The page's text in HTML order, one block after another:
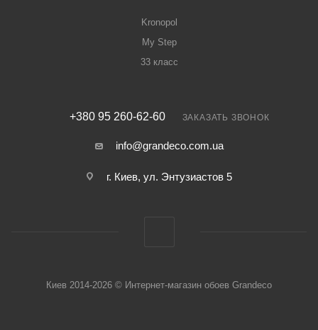
Kronopol
My Step
33 класс
+380 95 260-62-60 ЗАКАЗАТЬ ЗВОНОК
info@grandeco.com.ua
г. Киев, ул. Энтузиастов 5
Киев 2014-2026 © Интернет-магазин обоев Grandeco